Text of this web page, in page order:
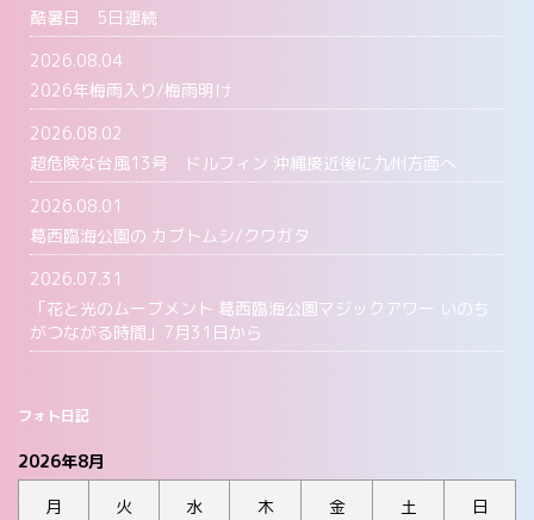
酷暑日 5日連続
2026.08.04
2026年梅雨入り/梅雨明け
2026.08.02
超危険な台風13号 ドルフィン 沖縄接近後に九州方面へ
2026.08.01
葛西臨海公園の カブトムシ/クワガタ
2026.07.31
「花と光のムーブメント 葛西臨海公園マジックアワー いのち
がつながる時間」7月31日から
フォト日記
2026年8月
月
火 水 木 金 土 日